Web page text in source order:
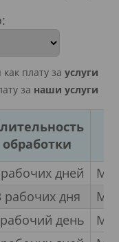
плату за услуги
за наши услуги
обработки
дней
рабочих дня
день